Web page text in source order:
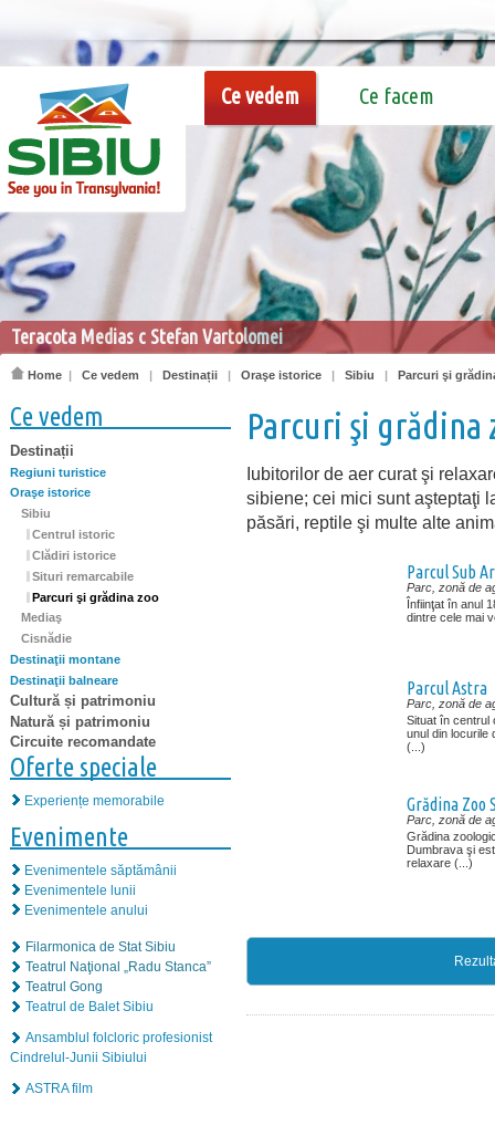
Ce vedem Ce facem
Teracota Medias c Stefan Vartolomei
Home | Ce vedem | Destinații | Oraşe istorice | Sibiu | Parcuri şi
Ce vedem
Destinații
Regiuni turistice
Oraşe istorice
Sibiu
Centrul istoric
Clădiri istorice
Situri remarcabile
Parcuri şi grădina zoo
Mediaş
Cisnădie
Destinaţii montane
Destinaţii balneare
Cultură și patrimoniu
Natură și patrimoniu
Circuite recomandate
Oferte speciale
Experiențe memorabile
Evenimente
Evenimentele săptămânii
Evenimentele lunii
Evenimentele anului
Filarmonica de Stat Sibiu
Teatrul Naţional „Radu Stanca”
Teatrul Gong
Teatrul de Balet Sibiu
Ansamblul folcloric profesionist
Cindrelul-Junii Sibiului
ASTRA film
Parcuri şi grădina
Iubitorilor de aer curat şi
sibiene; cei mici sunt aşteptaţi
păsări, reptile şi multe alte
Parcul Sub
Parc, zonă de
Înfiinţat în anul
dintre cele mai
Parcul Astra
Parc, zonă de
Situat în centrul
unul din locurile
(...)
Grădina Zoo
Parc, zonă de
Grădina
Dumbrava şi
relaxare (...)